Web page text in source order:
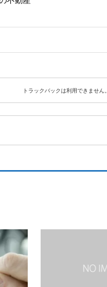
トラックバックは利用できません。